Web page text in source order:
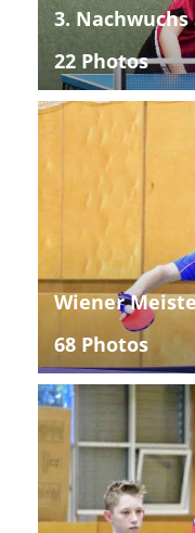
3. Nachwuchs
22 Photos
Wiener
68 Photos